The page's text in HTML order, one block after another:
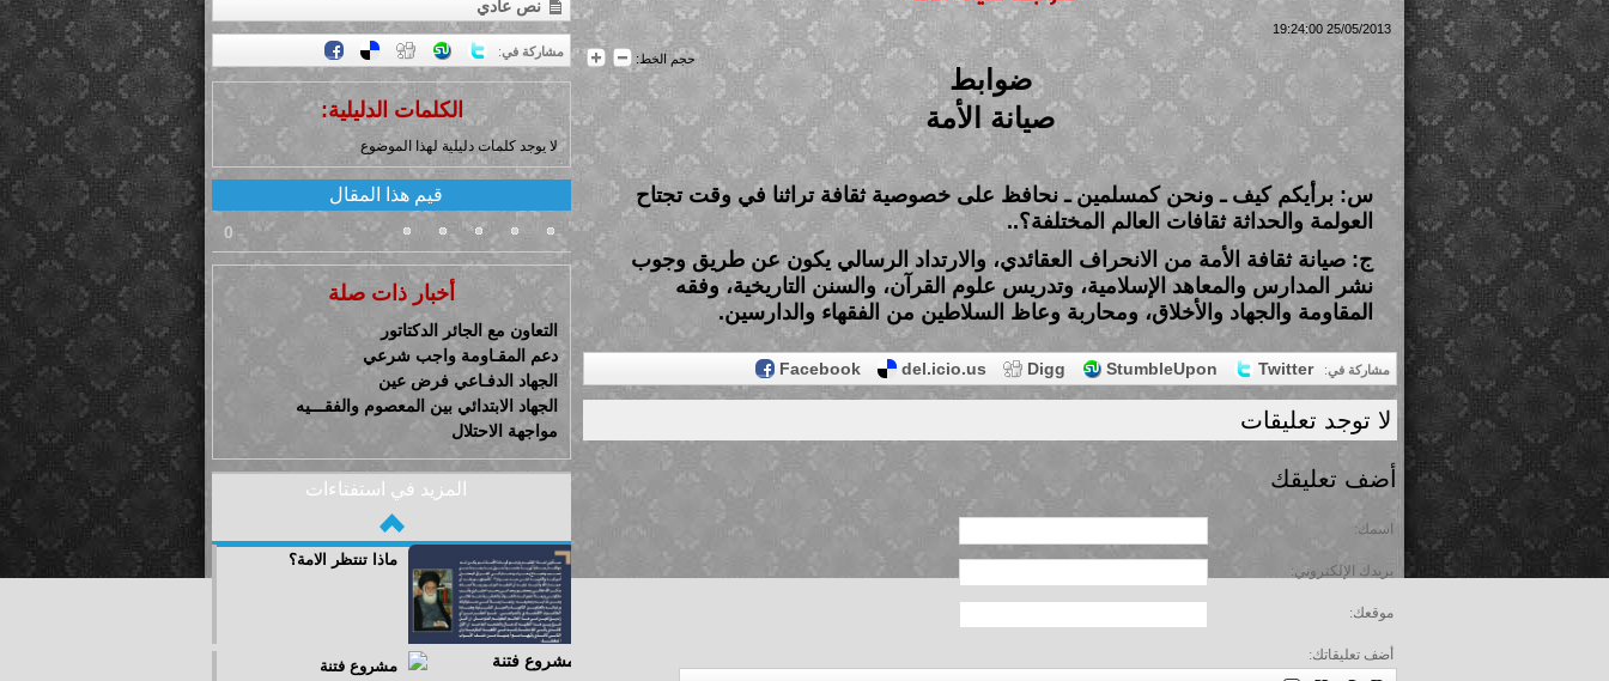
25/05/2013 19:24:00
حجم الخط:
ضوابط
صيانة الأمة
س: برأيكم كيف ـ ونحن كمسلمين ـ نحافظ على خصوصية ثقافة تراثنا في وقت تجتاح
العولمة والحداثة ثقافات العالم المختلفة؟..
ج: صيانة ثقافة الأمة من الانحراف العقائدي، والارتداد الرسالي يكون عن طريق وجوب
نشر المدارس والمعاهد الإسلامية، وتدريس علوم القرآن، والسنن التاريخية، وفقه
المقاومة والجهاد والأخلاق، ومحاربة وعاظ السلاطين من الفقهاء والدارسين.
Facebook del.icio.us Digg StumbleUpon Twitter :مشاركة في
لا توجد تعليقات
أضف تعليقك
اسمك:
بريدك الإلكتروني:
موقعك:
أضف تعليقاتك:
نص عادي
:مشاركة في
الكلمات الدليلية:
لا يوجد كلمات دليلية لهذا الموضوع
قيم هذا المقال
0
أخبار ذات صلة
التعاون مع الجائر الدكتاتور
دعم المقـاومة واجب شرعي
الجهاد الدفـاعي فرض عين
الجهاد الابتدائي بين المعصوم والفقـــيه
مواجهة الاحتلال
المزيد في استفتاءات
ماذا تنتظر الامة؟
مشروع فتنة